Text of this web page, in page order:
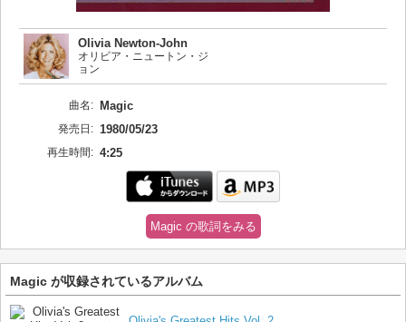
Olivia Newton-John
オリビア・ニュートン・ジ
ョン
曲名: Magic
発売日: 1980/05/23
再生時間: 4:25
Magic の歌詞をみる
Magic が収録されているアルバム